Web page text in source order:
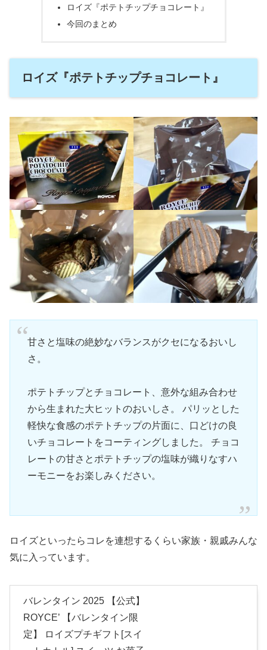
ロイズ『ポテトチップチョコレート』
今回のまとめ
ロイズ『ポテトチップチョコレート』
甘さと塩味の絶妙なバランスがクセになるおいし
さ。
ポテトチップとチョコレート、意外な組み合わせ
から生まれた大ヒットのおいしさ。 パリッとした
軽快な食感のポテトチップの片面に、口どけの良
いチョコレートをコーティングしました。 チョコ
レートの甘さとポテトチップの塩味が織りなすハ
ーモニーをお楽しみください。
ロイズといったらコレを連想するくらい家族・親戚みんな
気に入っています。
バレンタイン 2025 【公式】
ROYCE’ 【バレンタイン限
定】 ロイズプチギフト[スイ